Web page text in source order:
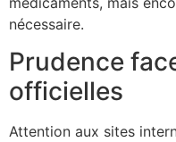
nécessaire.
Prudence
officielles
Attention aux sites